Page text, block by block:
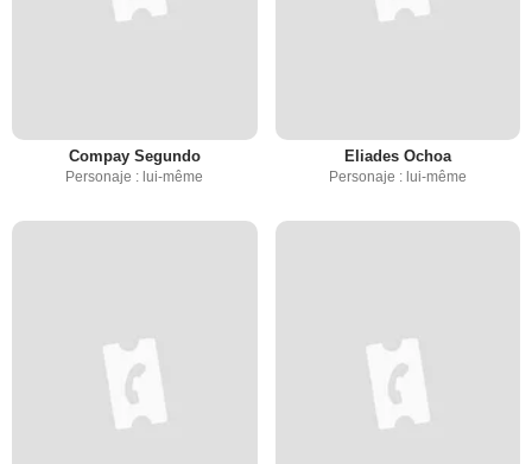
Compay Segundo
Personaje : lui-même
Eliades Ochoa
Personaje : lui-même